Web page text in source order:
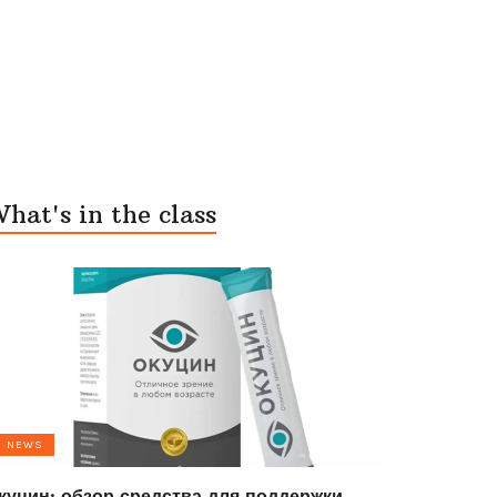
in the class
NEWS